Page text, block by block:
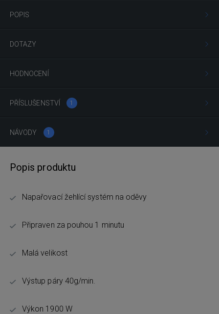
POPIS
DOTAZY
HODNOCENÍ
PŘÍSLUŠENSTVÍ 1
NÁVODY 1
Popis produktu
Napařovací žehlící systém na oděvy
Připraven za pouhou 1 minutu
Malá velikost
Výstup páry 40g/min.
Výkon 1900 W